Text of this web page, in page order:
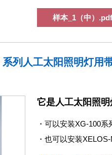
样本_1（中）.pdf
列人工太阳照明灯用
它是人工太阳照
・可以安装XG-100
・也可以安装